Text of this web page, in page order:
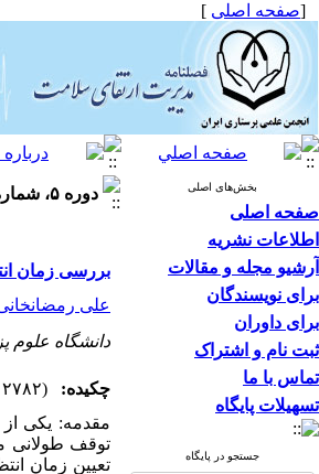
[صفحه اصلی ]
بخش‌های اصلی
صفحه اصلی
اطلاعات نشریه
آرشیو مجله و مقالات
برای نویسندگان
برای داوران
ثبت نام و اشتراک
تماس با ما
تسهیلات پایگاه
جستجو در پایگاه
دوره ۵، شماره ۲ - ( فروردین و اردیبهشت ۱۳۹۵ )
بررسی زمان
علی
دانشگاه علوم
چکیده:
(۱۲۷۸۲ مشاهده)
مقدمه: یکی
توقف طولانی